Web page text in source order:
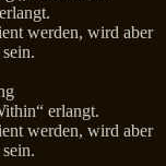
werden, wird aber
erlangt.
werden, wird aber